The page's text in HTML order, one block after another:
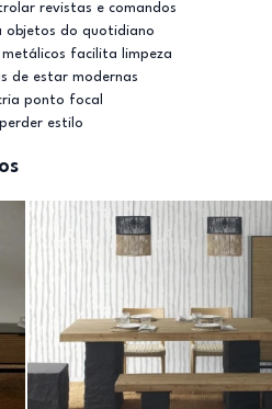
revistas e comandos
do quotidiano
facilita limpeza
de estar modernas
ponto focal
estilo